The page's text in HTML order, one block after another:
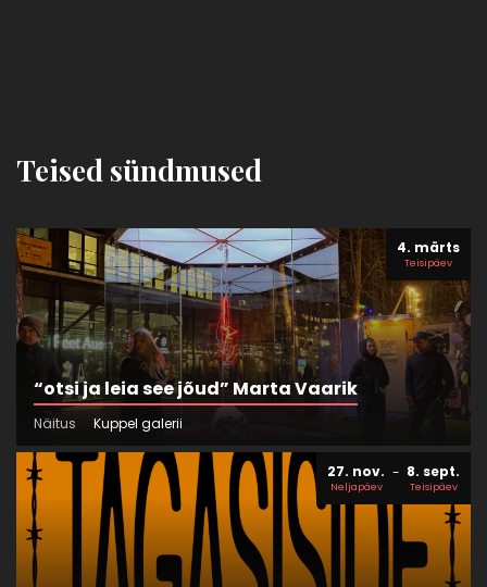
Teised sündmused
4. märts
Teisipäev
“otsi ja leia see jõud” Marta Vaarik
Näitus Kuppel galerii
27. nov.
Neljapäev
8. sept.
Teisipäev